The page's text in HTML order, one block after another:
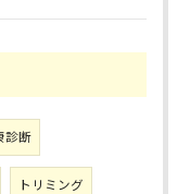
診断
トリミング